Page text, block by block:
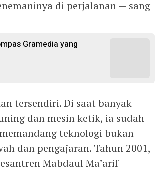
di perjalanan — sang
Gramedia yang
tersendiri. Di saat banyak
dan mesin ketik, ia sudah
teknologi bukan
dan pengajaran. Tahun 2001,
Mabdaul Ma’arif